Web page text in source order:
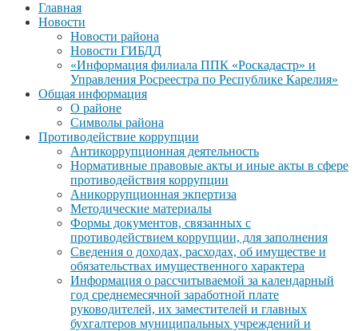
Главная
Новости
Новости района
Новости ГИБДД
«Информация филиала ППК «Роскадастр» и
Управления Росреестра по Республике Карелия»
Общая информация
О районе
Символы района
Противодействие коррупции
Антикоррупционная деятельность
Нормативные правовые акты и иные акты в сфере
противодействия коррупции
Аникоррупционная экпертиза
Методические материалы
Формы документов, связанных с
противодействием коррупции, для заполнения
Сведения о доходах, расходах, об имуществе и
обязательствах имущественного характера
Информация о рассчитываемой за календарный
год среднемесячной заработной плате
руководителей, их заместителей и главных
бухгалтеров муниципальных учреждений и